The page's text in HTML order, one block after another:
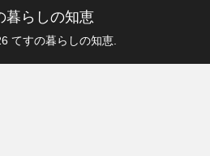
暮らしの知恵
てすの暮らしの知恵.